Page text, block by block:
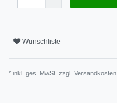
Wunschliste
* inkl. ges. MwSt. zzgl. Versandkosten